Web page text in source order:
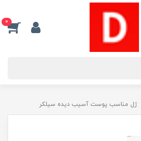
0
ژل مناسب پوست آسیب دیده سیلکر